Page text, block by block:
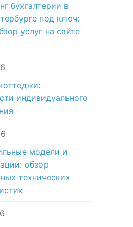
бухгалтерии в
под ключ:
услуг на сайте
индивидуального
модели и
обзор
технических